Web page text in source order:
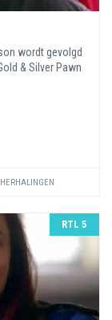
wordt gevolgd
& Silver Pawn
RTL 5